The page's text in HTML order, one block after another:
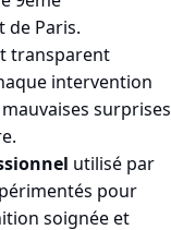
de Paris.
transparent
intervention
surprises
utilisé par
pour
soignée et